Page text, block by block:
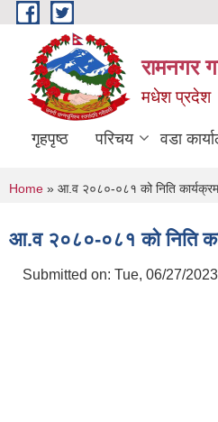
Skip to main content
रामनगर
मधेश प्रदेश
गृहपृष्ठ परिचय वडा
You are here
Home » आ.व २०८०-०८१ को निति
आ.व २०८०-०८१ को निति
Submitted on: Tue, 06/27/